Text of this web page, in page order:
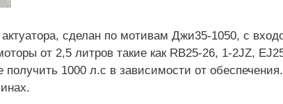
сделан по мотивам Джи35-1050, с
от 2,5 литров такие как RB25-26, 1-2JZ,
1000 л.с в зависимости от